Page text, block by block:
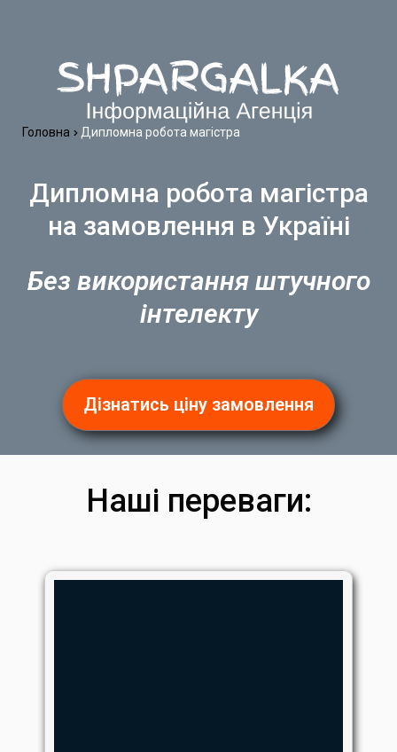
Дипломна робота магістра
на замовлення в Україні
Без використання штучного
інтелекту
Дізнатись ціну замовлення
Головна Дипломна робота магістра
Наші переваги: